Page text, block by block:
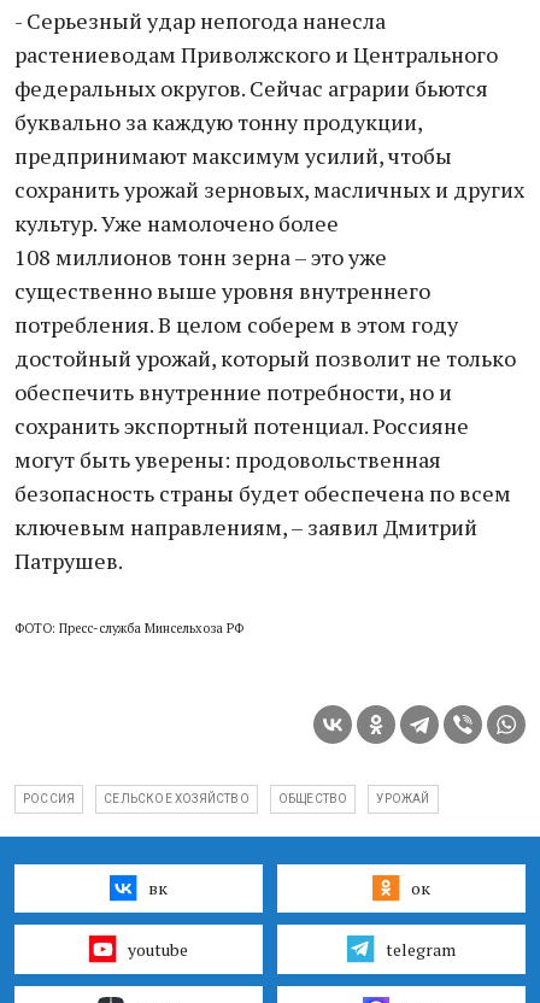
- Серьезный удар непогода нанесла
растениеводам Приволжского и Центрального
федеральных округов. Сейчас аграрии бьются
буквально за каждую тонну продукции,
предпринимают максимум усилий, чтобы
сохранить урожай зерновых, масличных и других
культур. Уже намолочено более
108 миллионов тонн зерна – это уже
существенно выше уровня внутреннего
потребления. В целом соберем в этом году
достойный урожай, который позволит не только
обеспечить внутренние потребности, но и
сохранить экспортный потенциал. Россияне
могут быть уверены: продовольственная
безопасность страны будет обеспечена по всем
ключевым направлениям, – заявил Дмитрий
Патрушев.
ФОТО: Пресс-служба Минсельхоза РФ
РОССИЯ СЕЛЬСКОЕ ХОЗЯЙСТВО ОБЩЕСТВО УРОЖАЙ
вк ок
youtube telegram